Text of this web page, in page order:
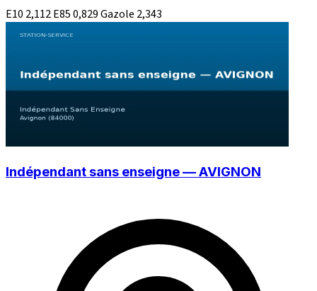
E10 2,112E850,829Gazole 2,343
Indépendant sans enseigne — AVIGNON